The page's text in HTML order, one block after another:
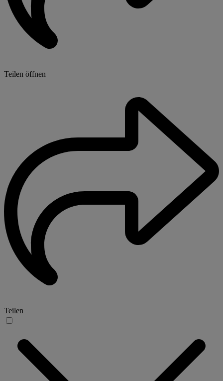
Teilen öffnen
Teilen